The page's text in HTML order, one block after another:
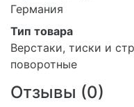
Германия
Тип товара
Верстаки, тиски и
поворотные
Отзывы (0)